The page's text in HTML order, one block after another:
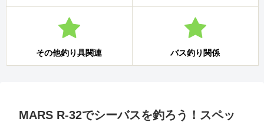
その他釣り具関連 バス釣り関係
MARS R-32でシーバスを釣ろう！スペッ